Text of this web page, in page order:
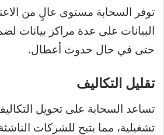
توفر السحابة مستوى عالٍ من
البيانات على عدة مراكز بيانات
حتى في حال حدوث أعطال.
تقليل التكاليف
تساعد السحابة على تحويل
تشغيلية، مما يتيح للشركات